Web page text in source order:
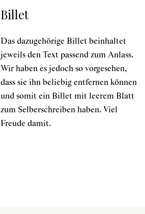
Billet
Das dazugehörige Billet beinhaltet
jeweils den Text passend zum Anlass.
Wir haben es jedoch so vorgesehen,
dass sie ihn beliebig entfernen können
und somit ein Billet mit leerem Blatt
zum Selberschreiben haben. Viel
Freude damit.